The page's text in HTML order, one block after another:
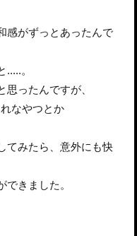
感がずっとあったんで
。
ったんですが、
なやつとか
てみたら、意外にも快
きました。